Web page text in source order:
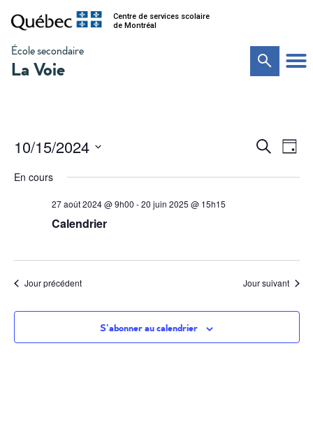
Centre de services scolaire
de Montréal
École secondaire
La Voie
et
Recherche
de
Jour
10/15/2024
une
En cours
27 août 2024 @ 9h00 -20 juin 2025 @ 15h15
Calendrier
Jour précédent Jour suivant
S’abonner au calendrier